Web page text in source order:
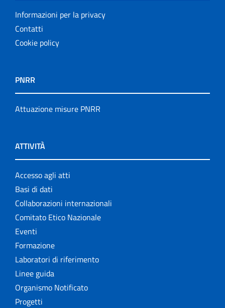
Informazioni per la privacy
Contatti
Cookie policy
PNRR
Attuazione misure PNRR
ATTIVITÀ
Accesso agli atti
Basi di dati
Collaborazioni internazionali
Comitato Etico Nazionale
Eventi
Formazione
Laboratori di riferimento
Linee guida
Organismo Notificato
Progetti